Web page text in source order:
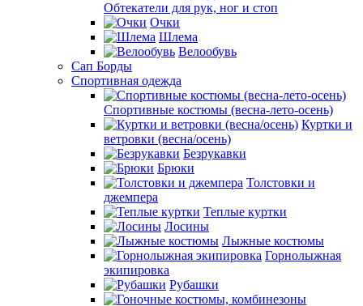
Обтекатели для рук, ног и стоп
Очки
Шлема
Велообувь
Сап Борды
Спортивная одежда
Спортивные костюмы (весна-лето-осень)
Куртки и
ветровки (весна/осень)
Безрукавки
Брюки
Толстовки и
джемпера
Теплые куртки
Лосины
Лыжные костюмы
Горнолыжная
экипировка
Рубашки